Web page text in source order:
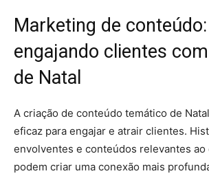
Marketing de conteúdo:
engajando clientes
de Natal
A criação de conteúdo temático de
eficaz para engajar e atrair clientes.
envolventes e conteúdos relevantes
podem criar uma conexão mais